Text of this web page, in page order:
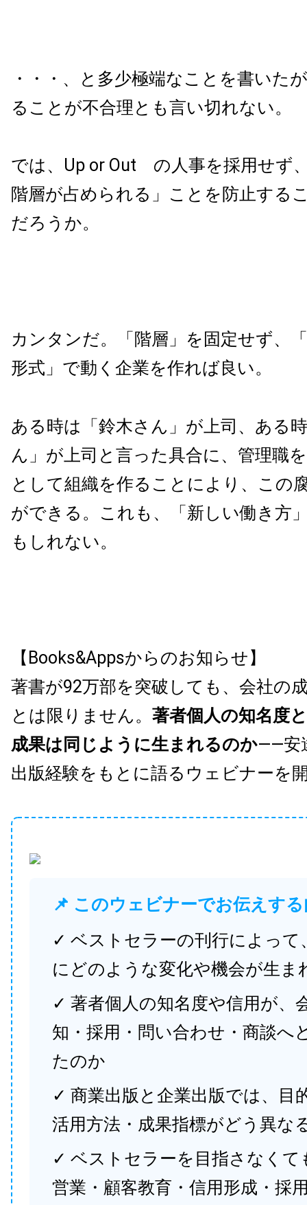
・・・、と多少極端なことを書いた
ることが不合理とも言い切れない。
では、Up or Out の人事を採用せず
階層が占められる」ことを防止する
だろうか。
カンタンだ。「階層」を固定せず、
形式」で動く企業を作れば良い。
ある時は「鈴木さん」が上司、ある
ん」が上司と言った具合に、管理職
として組織を作ることにより、この
ができる。これも、「新しい働き方
もしれない。
【Books&Appsからのお知らせ】
著書が92万部を突破しても、会社の
とは限りません。 著者個人の知名度
成果は同じように生まれるのか——安
出版経験をもとに語るウェビナーを
📌 このウェビナーでお伝えす
✓ ベストセラーの刊行によって
にどのような変化や機会が生ま
✓ 著者個人の知名度や信用が、
知・採用・問い合わせ・商談へ
たのか
✓ 商業出版と企業出版では、目
活用方法・成果指標がどう異な
✓ ベストセラーを目指さなくて
営業・顧客教育・信用形成・採